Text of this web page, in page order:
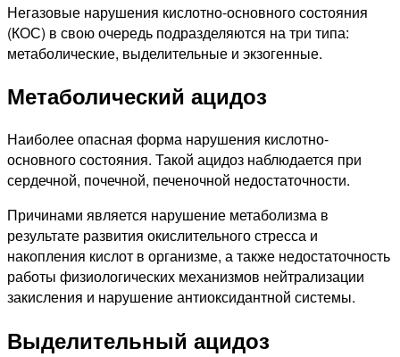
Негазовые нарушения кислотно-основного состояния
(КОС) в свою очередь подразделяются на три типа:
метаболические, выделительные и экзогенные.
Метаболический ацидоз
Наиболее опасная форма нарушения кислотно-
основного состояния. Такой ацидоз наблюдается при
сердечной, почечной, печеночной недостаточности.
Причинами является нарушение метаболизма в
результате развития окислительного стресса и
накопления кислот в организме, а также недостаточность
работы физиологических механизмов нейтрализации
закисления и нарушение антиоксидантной системы.
Выделительный ацидоз